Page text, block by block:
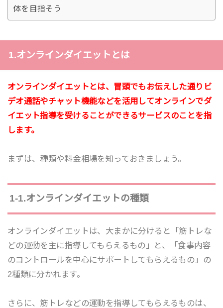
体を目指そう
1.オンラインダイエットとは
オンラインダイエットとは、冒頭でもお伝えした通りビ
デオ通話やチャット機能などを活用してオンラインでダ
イエット指導を受けることができるサービスのことを指
します。
まずは、種類や料金相場を知っておきましょう。
1-1.オンラインダイエットの種類
オンラインダイエットは、大まかに分けると「筋トレな
どの運動を主に指導してもらえるもの」と、「食事内容
のコントロールを中心にサポートしてもらえるもの」の
2種類に分かれます。
さらに、筋トレなどの運動を指導してもらえるものは、